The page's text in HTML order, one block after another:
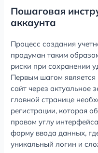
Пошаговая
аккаунта
Процесс создания
продуман таким
риски при сохранении
Первым шагом
сайт через актуальное
главной странице
регистрации, которая
правом углу
форму ввода данных,
уникальный логин и